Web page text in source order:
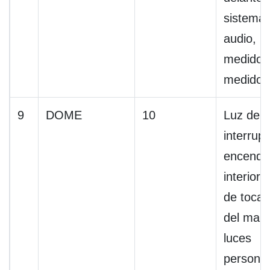
sistema
audio,
9 DOME 10
Luz del
interior,
de
del
luces